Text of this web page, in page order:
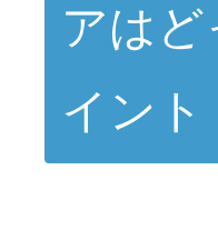
アは
イント